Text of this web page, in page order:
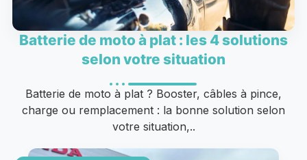
Batterie de moto à plat : les 4 solutions
selon votre situation
Batterie de moto à plat ? Booster, câbles à pince,
charge ou remplacement : la bonne solution selon
votre situation,..